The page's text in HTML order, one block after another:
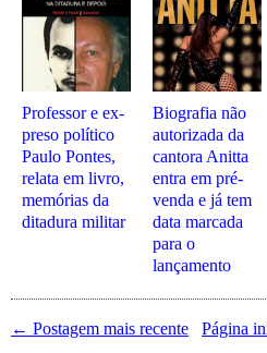
Professor e ex-
preso político
Paulo Pontes,
relata em livro,
memórias da
ditadura militar
Biografia não
autorizada da
cantora Anitta
entra em pré-
venda e já tem
data marcada
para o
lançamento
← Postagem mais recente Página